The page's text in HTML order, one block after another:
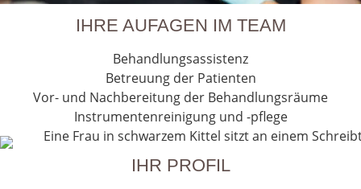
IHRE AUFAGEN IM TEAM
Behandlungsassistenz
Betreuung der Patienten
Vor- und Nachbereitung der Behandlungsräume
Instrumentenreinigung und -pflege
IHR PROFIL